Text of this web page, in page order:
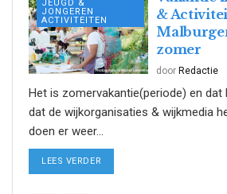
JEUGD &
JONGEREN
ACTIVITEITEN
&
zomer
door Redactie
Het is zomervakantie(periode) en
dat de wijkorganisaties & wijkmedia
doen er weer...
LEES VERDER